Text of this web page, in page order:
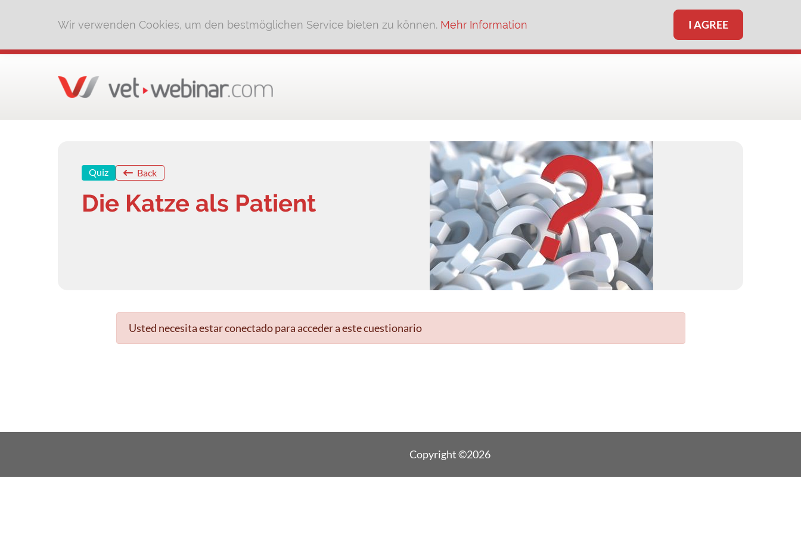
Wir verwenden Cookies, um den bestmöglichen Service bieten zu können. Mehr Information I AGREE
Quiz Back
Die Katze als Patient
Usted necesita estar conectado para acceder a este cuestionario
Copyright ©2026